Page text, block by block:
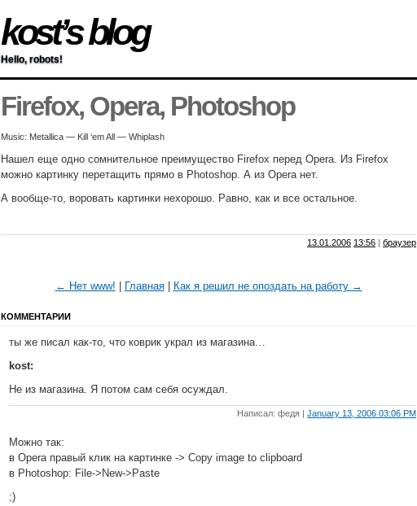
kost’s blog
Hello, robots!
Firefox, Opera, Photoshop
Music: Metallica — Kill ‘em All — Whiplash
Нашел еще одно сомнительное преимущество Firefox перед Opera. Из Firefox
можно картинку перетащить прямо в Photoshop. А из Opera нет.
А вообще-то, воровать картинки нехорошо. Равно, как и все остальное.
13.01.2006 13:56 | браузер
← Нет www! Главная| Как я решил не опоздать на работу →
КОММЕНТАРИИ
ты же писал как-то, что коврик украл из магазина…
kost:
Не из магазина. Я потом сам себя осуждал.
Написал: федя | January 13, 2006 03:06 PM
Можно так:
в Opera правый клик на картинке -> Copy image to clipboard
в Photoshop: File->New->Paste
;)